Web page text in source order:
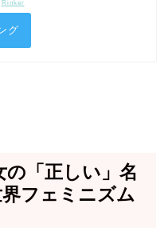
Rinker
グ
の「正しい」名
フェミニズム